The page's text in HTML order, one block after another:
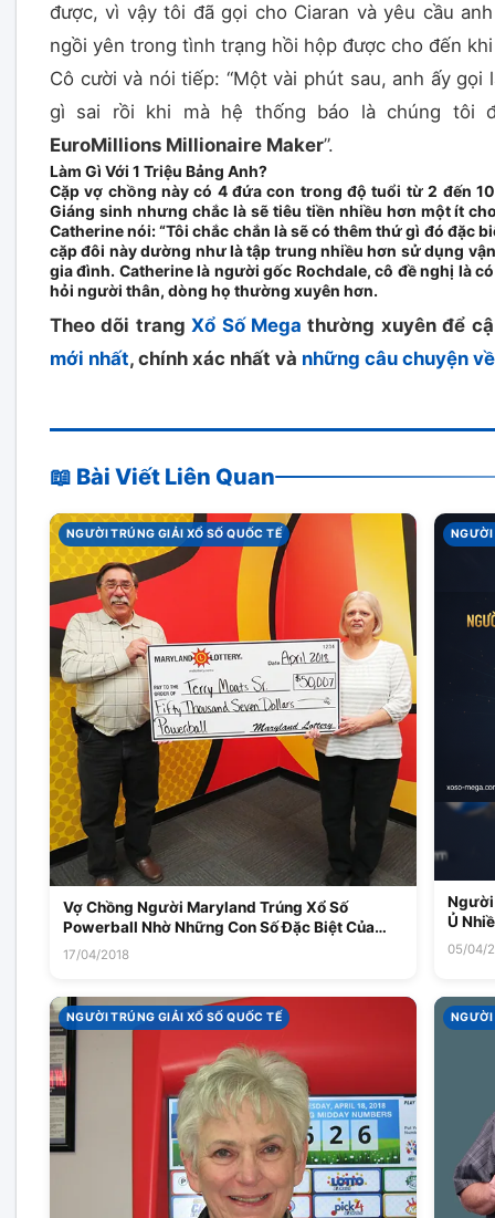
được, vì vậy tôi đã gọi cho Ciaran và yêu cầu
ngồi yên trong tình trạng hồi hộp được cho đến
Cô cười và nói tiếp: “Một vài phút sau, anh ấy
gì sai rồi khi mà hệ thống báo là chúng tôi
EuroMillions Millionaire Maker”.
Làm Gì Với 1 Triệu Bảng Anh?
Cặp vợ chồng này có 4 đứa con trong độ tuổi từ 2 đến
Giáng sinh nhưng chắc là sẽ tiêu tiền nhiều hơn một ít
Catherine nói: “Tôi chắc chắn là sẽ có thêm thứ gì đó đặc
cặp đôi này dường như là tập trung nhiều hơn sử dụng
gia đình. Catherine là người gốc Rochdale, cô đề nghị là
hỏi người thân, dòng họ thường xuyên hơn.
Theo dõi trangXổ Số Mega thường xuyên để
mới nhất, chính xác nhất và những câu chuyện
📖 Bài Viết Liên Quan
NGƯỜI TRÚNG GIẢI XỔ SỐ QUỐC TẾ
Vợ Chồng Người Maryland Trúng Xổ Số
Powerball Nhờ Những Con Số Đặc Biệt Của
Riêng Họ
17/04/2018
NGƯỜI
Người
Ủ
05/04/
NGƯỜI TRÚNG GIẢI XỔ SỐ QUỐC TẾ NGƯỜI